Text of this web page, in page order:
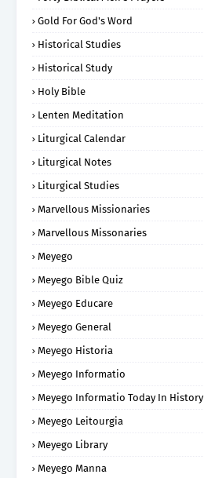
Gold For God's Word
Historical Studies
Historical Study
Holy Bible
Lenten Meditation
Liturgical Calendar
Liturgical Notes
Liturgical Studies
Marvellous Missionaries
Marvellous Missonaries
Meyego
Meyego Bible Quiz
Meyego Educare
Meyego General
Meyego Historia
Meyego Informatio
Meyego Informatio Today In History
Meyego Leitourgia
Meyego Library
Meyego Manna